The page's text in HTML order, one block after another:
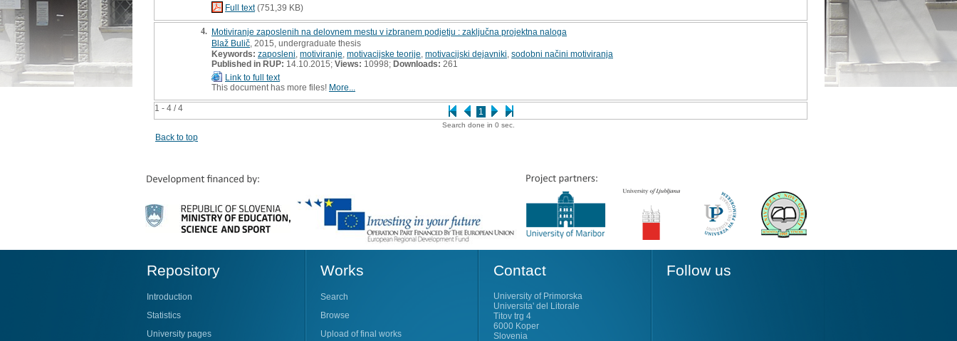
1 - 4 / 4 1
Full text(751,39 KB)
4. Motiviranje zaposlenih na delovnem mestu v izbranem podjetju : zaključna projektna naloga
Blaž Bulič , 2015, undergraduate thesis
Keywords: zaposleni motiviranje motivacijske teorije motivacijski dejavniki sodobni načini motiviranja
Published in RUP: 14.10.2015; Views: 10998; Downloads: 261
Link to full text
This document has more files! More...
Search done in 0 sec.
Back to top
Repository
Introduction
Statistics
University pages
Works
Search
Browse
Upload of final works
Contact
University of Primorska
Universita' del Litorale
Titov trg 4
6000 Koper
Slovenia
Follow us